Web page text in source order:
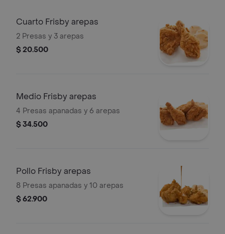
Cuarto Frisby arepas
2 Presas y 3 arepas
$ 20.500
Medio Frisby arepas
4 Presas apanadas y 6 arepas
$ 34.500
Pollo Frisby arepas
8 Presas apanadas y 10 arepas
$ 62.900